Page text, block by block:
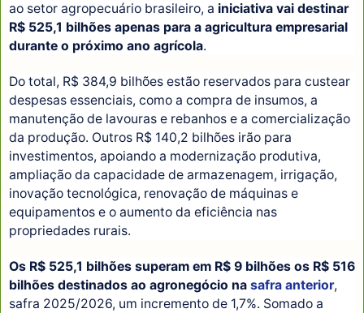
ao setor agropecuário brasileiro, a iniciativa vai destinar
R$ 525,1 bilhões apenas para a agricultura empresarial
durante o próximo ano agrícola.
Do total, R$ 384,9 bilhões estão reservados para custear
despesas essenciais, como a compra de insumos, a
manutenção de lavouras e rebanhos e a comercialização
da produção. Outros R$ 140,2 bilhões irão para
investimentos, apoiando a modernização produtiva,
ampliação da capacidade de armazenagem, irrigação,
inovação tecnológica, renovação de máquinas e
equipamentos e o aumento da eficiência nas
propriedades rurais.
Os R$ 525,1 bilhões superam em R$ 9 bilhões os R$ 516
bilhões destinados ao agronegócio na safra anterior,
safra 2025/2026, um incremento de 1,7%. Somado a